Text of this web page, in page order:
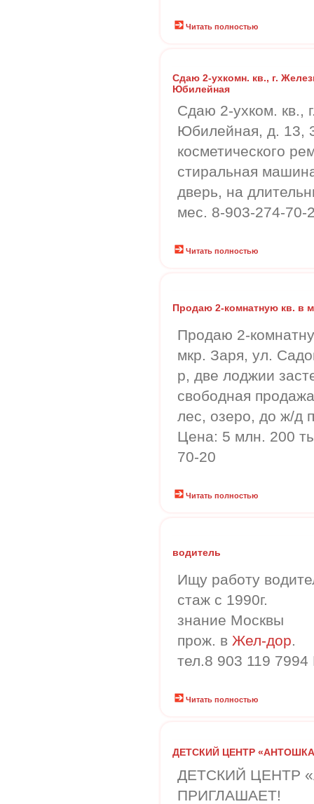
Читать полностью
Сдаю 2-ухкомн. кв., г.
Юбилейная
Сдаю 2-ухком. кв.,
Юбилейная, д. 13,
косметического
стиральная
дверь, на
мес. 8-903-274-70-
Читать полностью
Продаю 2-комнатную кв. в
Продаю 2-
мкр. Заря, ул.
р, две лоджии
свободная
лес, озеро, до ж/д
Цена: 5 млн. 200
70-20
Читать полностью
водитель
Ищу работу
стаж с 1990г.
знание Москвы
прож. в Жел-дор.
тел.8 903 119 7994
Читать полностью
ДЕТСКИЙ ЦЕНТР
ДЕТСКИЙ ЦЕНТР
ПРИГЛАШАЕТ!